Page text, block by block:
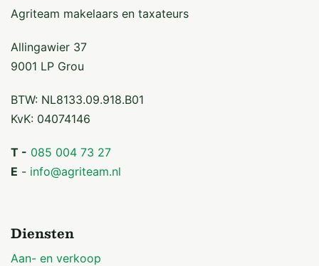
Agriteam makelaars en taxateurs
Allingawier 37
9001 LP Grou
BTW: NL8133.09.918.B01
KvK: 04074146
T - 085 004 73 27
E - info@agriteam.nl
Diensten
Aan- en verkoop